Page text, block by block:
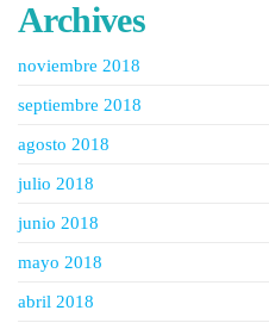
Archives
noviembre 2018
septiembre 2018
agosto 2018
julio 2018
junio 2018
mayo 2018
abril 2018